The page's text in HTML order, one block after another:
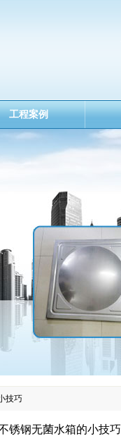
工程案例
技巧
锈钢无菌水箱的小技巧